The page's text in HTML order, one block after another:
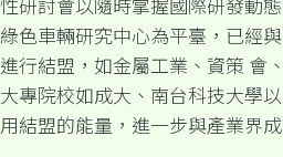
綠色車輛研究中心為平臺，已經
進行結盟，如金屬工業、資策 會
大專院校如成大、南台科技大學
用結盟的能量，進一步與產業界